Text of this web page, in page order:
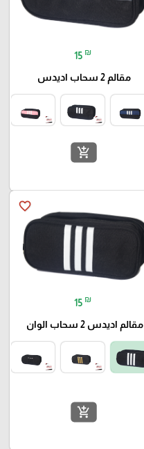
15 ₪
مقالم 2 سحاب اديدس
add_shopping_cart
favorite_border
15 ₪
مقالم اديدس 2 سحاب الوان
add_shopping_cart